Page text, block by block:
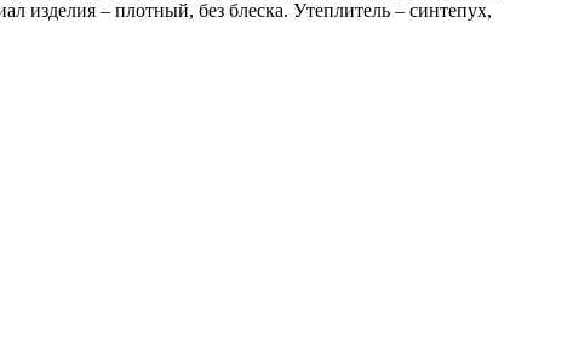
изделия – плотный, без блеска. Утеплитель – синтепух,